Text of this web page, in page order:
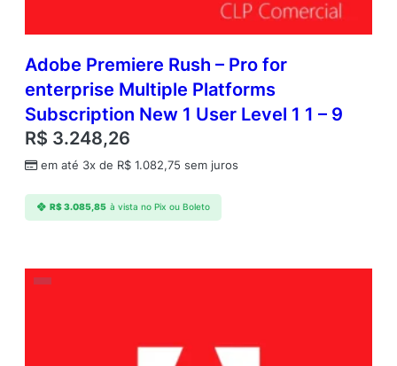
Adobe Premiere Rush – Pro for
enterprise Multiple Platforms
Subscription New 1 User Level 1 1 – 9
R$ 3.248,26
em até 3x de R$ 1.082,75 sem juros
R$3.085,85 à vista no Pix ou Boleto